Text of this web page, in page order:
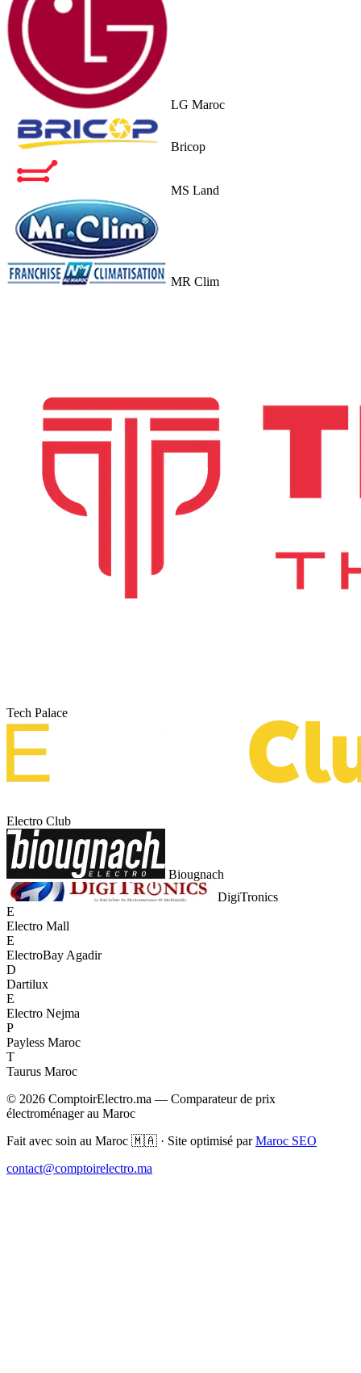
LG Maroc
Bricop
MS Land
MR Clim
Tech Palace
Electro Club
Biougnach
DigiTronics
E
Electro Mall
E
ElectroBay Agadir
D
Dartilux
E
Electro Nejma
P
Payless Maroc
T
Taurus Maroc
© 2026 ComptoirElectro.ma — Comparateur de prix
électroménager au Maroc
Fait avec soin au Maroc 🇲🇦 · Site optimisé parMaroc SEO
contact@comptoirelectro.ma